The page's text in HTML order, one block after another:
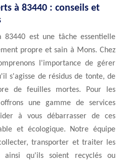
à 83440 : conseils et
83440 est une tâche essentielle
propre et sain à Mons. Chez
l'importance de gérer
s'agisse de résidus de tonte, de
de feuilles mortes. Pour les
une gamme de services
à vous débarrasser de ces
et écologique. Notre équipe
transporter et traiter les
ainsi qu'ils soient recyclés ou